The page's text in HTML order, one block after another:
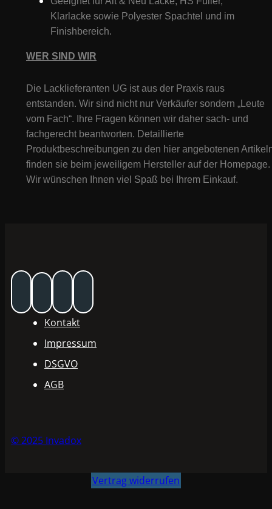
Klarlacke sowie Polyester Spachtel und im
Finishbereich.
WER SIND WIR
Die Lacklieferanten UG ist aus der Praxis raus
entstanden. Wir sind nicht nur Verkäufer sondern „Leute
vom Fach“. Ihre Fragen können wir daher sach- und
fachgerecht beantworten. Detaillierte
Produktbeschreibungen zu den hier angebotenen
finden sie beim jeweiligem Hersteller auf der Homepage.
Wir wünschen Ihnen viel Spaß bei Ihrem Einkauf.
Kontakt
Impressum
DSGVO
AGB
© 2025 Invadox
Vertrag widerrufen